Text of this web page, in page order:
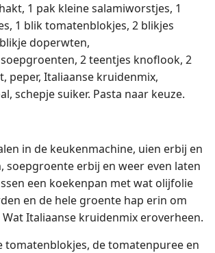
1 pak kleine salamiworstjes, 1
1 blik tomatenblokjes, 2 blikjes
doperwten,
2 teentjes knoflook, 2
peper, Italiaanse kruidenmix,
schepje suiker. Pasta naar keuze.
in de keukenmachine, uien erbij en
soepgroente erbij en weer even laten
een koekenpan met wat olijfolie
en de hele groente hap erin om
Italiaanse kruidenmix eroverheen.
tomatenblokjes, de tomatenpuree en